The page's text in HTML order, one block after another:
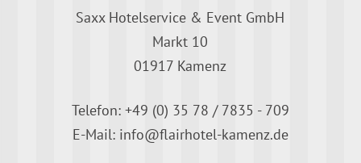
Saxx Hotelservice & Event GmbH
Markt 10
01917 Kamenz
Telefon: +49 (0) 35 78 / 7835 - 709
E-Mail: info@flairhotel-kamenz.de